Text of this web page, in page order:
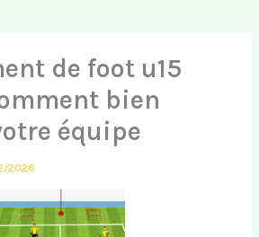
de foot u15
bien
équipe
2026